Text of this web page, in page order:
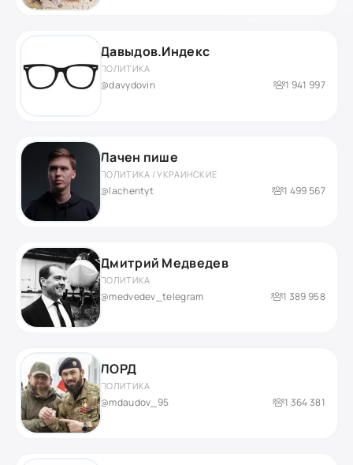
Давыдов.Индекс
ПОЛИТИКА
@davydovin 1 941 997
Лачен пише
ПОЛИТИКА / УКРАИНСКИЕ
@lachentyt 1 499 567
Дмитрий Медведев
ПОЛИТИКА
@medvedev_telegram 1 389 958
ЛОРД
ПОЛИТИКА
@mdaudov_95 1 364 381